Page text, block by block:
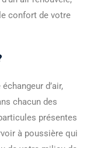
confort de votre
d’air,
chacun des
présentes
à poussière qui